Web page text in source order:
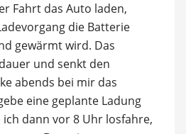
Fahrt das Auto laden,
die Batterie
gewärmt wird. Das
und senkt den
abends bei mir das
eine geplante Ladung
dann vor 8 Uhr losfahre,